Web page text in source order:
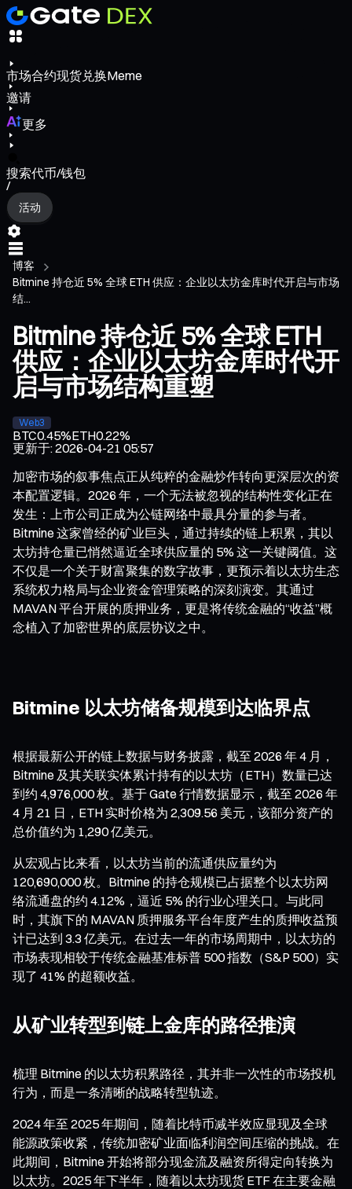
市场合约现货兑换Meme
邀请
更多
搜索代币/钱包
/
活动
博客
Bitmine 持仓近 5% 全球 ETH 供应：企业以太坊金库时代开启与市场
结...
Bitmine 持仓近 5% 全球 ETH
供应：企业以太坊金库时代开
启与市场结构重塑
Web3
BTC0.45%ETH0.22%
更新于:2026-04-21 05:57
加密市场的叙事焦点正从纯粹的金融炒作转向更深层次的资
本配置逻辑。2026 年，一个无法被忽视的结构性变化正在
发生：上市公司正成为公链网络中最具分量的参与者。
Bitmine 这家曾经的矿业巨头，通过持续的链上积累，其以
太坊持仓量已悄然逼近全球供应量的 5% 这一关键阈值。这
不仅是一个关于财富聚集的数字故事，更预示着以太坊生态
系统权力格局与企业资金管理策略的深刻演变。其通过
MAVAN 平台开展的质押业务，更是将传统金融的“收益”概
念植入了加密世界的底层协议之中。
Bitmine 以太坊储备规模到达临界点
根据最新公开的链上数据与财务披露，截至 2026 年 4 月，
Bitmine 及其关联实体累计持有的以太坊（ETH）数量已达
到约 4,976,000 枚。基于 Gate 行情数据显示，截至 2026 年
4 月 21 日，ETH 实时价格为 2,309.56 美元，该部分资产的
总价值约为 1,290 亿美元。
从宏观占比来看，以太坊当前的流通供应量约为
120,690,000 枚。Bitmine 的持仓规模已占据整个以太坊网
络流通盘的约 4.12%，逼近 5% 的行业心理关口。与此同
时，其旗下的 MAVAN 质押服务平台年度产生的质押收益预
计已达到 3.3 亿美元。在过去一年的市场周期中，以太坊的
市场表现相较于传统金融基准标普 500 指数（S&P 500）实
现了 41% 的超额收益。
从矿业转型到链上金库的路径推演
梳理 Bitmine 的以太坊积累路径，其并非一次性的市场投机
行为，而是一条清晰的战略转型轨迹。
2024 年至 2025 年期间，随着比特币减半效应显现及全球
能源政策收紧，传统加密矿业面临利润空间压缩的挑战。在
此期间，Bitmine 开始将部分现金流及融资所得定向转换为
以太坊。2025 年下半年，随着以太坊现货 ETF 在主要金融